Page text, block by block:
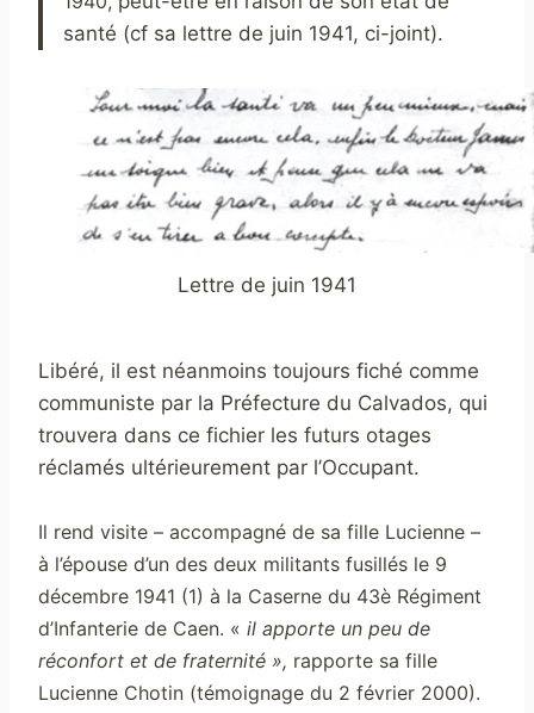
santé (cf sa lettre de juin 1941, ci-joint).
Lettre de juin 1941
Libéré, il est néanmoins toujours fiché comme
communiste par la Préfecture du Calvados, qui
trouvera dans ce fichier les futurs otages
réclamés ultérieurement par l’Occupant.
Il rend visite – accompagné de sa fille Lucienne –
à l’épouse d’un des deux militants fusillés le 9
décembre 1941 (1) à la Caserne du 43è Régiment
d’Infanterie de Caen. « il apporte un peu de
réconfort et de fraternité », rapporte sa fille
Lucienne Chotin (témoignage du 2 février 2000).